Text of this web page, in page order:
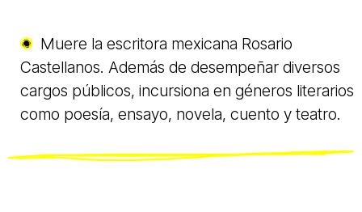
Muere la escritora mexicana Rosario
Castellanos. Además de desempeñar diversos
cargos públicos, incursiona en géneros literarios
como poesía, ensayo, novela, cuento y teatro.